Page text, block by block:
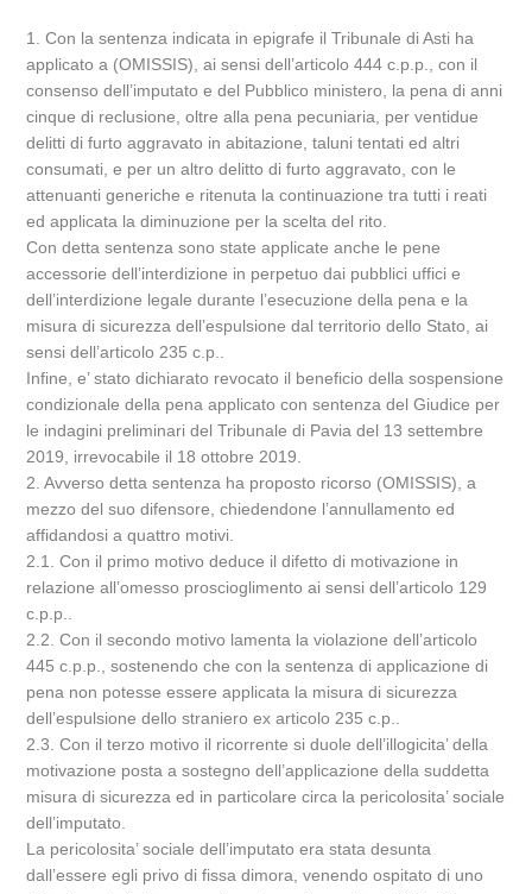
1. Con la sentenza indicata in epigrafe il Tribunale di Asti ha
applicato a (OMISSIS), ai sensi dell’articolo 444 c.p.p., con il
consenso dell’imputato e del Pubblico ministero, la pena di anni
cinque di reclusione, oltre alla pena pecuniaria, per ventidue
delitti di furto aggravato in abitazione, taluni tentati ed altri
consumati, e per un altro delitto di furto aggravato, con le
attenuanti generiche e ritenuta la continuazione tra tutti i reati
ed applicata la diminuzione per la scelta del rito.
Con detta sentenza sono state applicate anche le pene
accessorie dell’interdizione in perpetuo dai pubblici uffici e
dell’interdizione legale durante l’esecuzione della pena e la
misura di sicurezza dell’espulsione dal territorio dello Stato, ai
sensi dell’articolo 235 c.p..
Infine, e’ stato dichiarato revocato il beneficio della sospensione
condizionale della pena applicato con sentenza del Giudice per
le indagini preliminari del Tribunale di Pavia del 13 settembre
2019, irrevocabile il 18 ottobre 2019.
2. Avverso detta sentenza ha proposto ricorso (OMISSIS), a
mezzo del suo difensore, chiedendone l’annullamento ed
affidandosi a quattro motivi.
2.1. Con il primo motivo deduce il difetto di motivazione in
relazione all’omesso proscioglimento ai sensi dell’articolo 129
c.p.p..
2.2. Con il secondo motivo lamenta la violazione dell’articolo
445 c.p.p., sostenendo che con la sentenza di applicazione di
pena non potesse essere applicata la misura di sicurezza
dell’espulsione dello straniero ex articolo 235 c.p..
2.3. Con il terzo motivo il ricorrente si duole dell’illogicita’ della
motivazione posta a sostegno dell’applicazione della suddetta
misura di sicurezza ed in particolare circa la pericolosita’ sociale
dell’imputato.
La pericolosita’ sociale dell’imputato era stata desunta
dall’essere egli privo di fissa dimora, venendo ospitato di uno